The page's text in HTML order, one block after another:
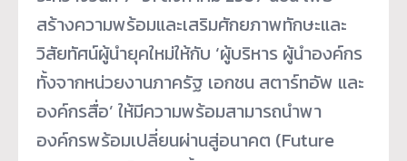
สร้างความพร้อมและเสริมศักยภาพทักษะและ
วิสัยทัศน์ผู้นำยุคใหม่ให้กับ ‘ผู้บริหาร ผู้นำองค์กร
ทั้งจากหน่วยงานภาครัฐ เอกชน สตาร์ทอัพ และ
องค์กรสื่อ’ ให้มีความพร้อมสามารถนำพา
องค์กรพร้อมเปลี่ยนผ่านสู่อนาคต (Future